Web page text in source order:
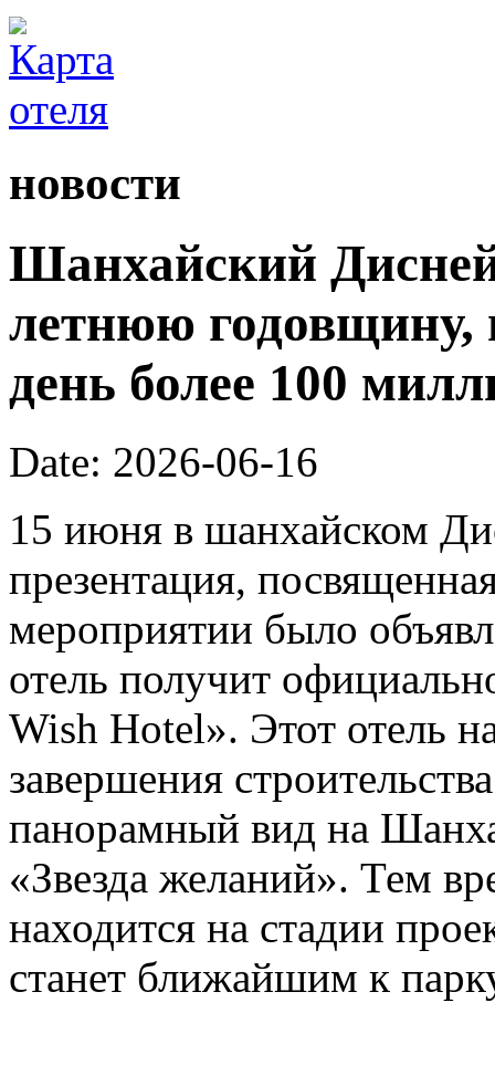
новости
Шанхайский
летнюю годовщину,
день более 100
Date: 2026-06-16
15 июня в шанхайском
презентация,
мероприятии было
отель получит
Wish Hotel». Этот отель
завершения
панорамный вид на
«Звезда желаний». Тем
находится на стадии
станет ближайшим к